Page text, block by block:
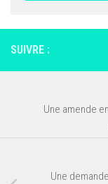
SUIVRE :
Une amende
Une